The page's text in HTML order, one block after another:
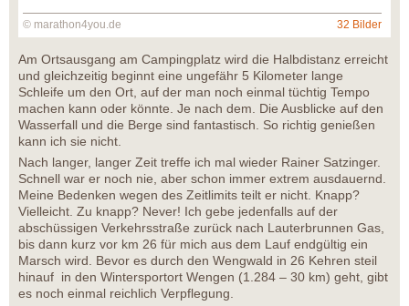
© marathon4you.de 32 Bilder
Am Ortsausgang am Campingplatz wird die Halbdistanz erreicht
und gleichzeitig beginnt eine ungefähr 5 Kilometer lange
Schleife um den Ort, auf der man noch einmal tüchtig Tempo
machen kann oder könnte. Je nach dem. Die Ausblicke auf den
Wasserfall und die Berge sind fantastisch. So richtig genießen
kann ich sie nicht.
Nach langer, langer Zeit treffe ich mal wieder Rainer Satzinger.
Schnell war er noch nie, aber schon immer extrem ausdauernd.
Meine Bedenken wegen des Zeitlimits teilt er nicht. Knapp?
Vielleicht. Zu knapp? Never! Ich gebe jedenfalls auf der
abschüssigen Verkehrsstraße zurück nach Lauterbrunnen Gas,
bis dann kurz vor km 26 für mich aus dem Lauf endgültig ein
Marsch wird. Bevor es durch den Wengwald in 26 Kehren steil
hinauf in den Wintersportort Wengen (1.284 – 30 km) geht, gibt
es noch einmal reichlich Verpflegung.